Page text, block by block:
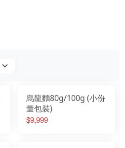
烏龍麵80g/100g (小份
量包裝)
$9,999